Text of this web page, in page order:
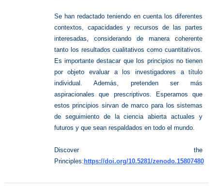
Se han redactado teniendo en cuenta los diferentes
contextos, capacidades y recursos de las partes
interesadas, considerando de manera coherente
tanto los resultados cualitativos como cuantitativos.
Es importante destacar que los principios no tienen
por objeto evaluar a los investigadores a título
individual. Además, pretenden ser más
aspiracionales que prescriptivos. Esperamos que
estos principios sirvan de marco para los sistemas
de seguimiento de la ciencia abierta actuales y
futuros y que sean respaldados en todo el mundo.
Discover the
Principles: https://doi.org/10.5281/zenodo.15807480